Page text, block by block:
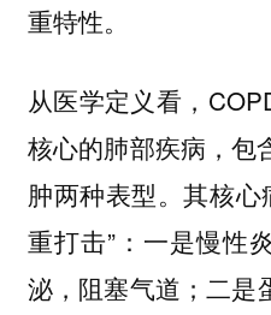
重特性。
从医学定义看，
核心的肺部疾病，包
肿两种表型。其核心
重打击”：一是慢性
泌，阻塞气道；二是